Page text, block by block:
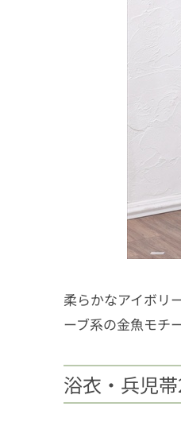
柔らかなアイボリ
ーブ系の金魚モチ
浴衣・兵児帯